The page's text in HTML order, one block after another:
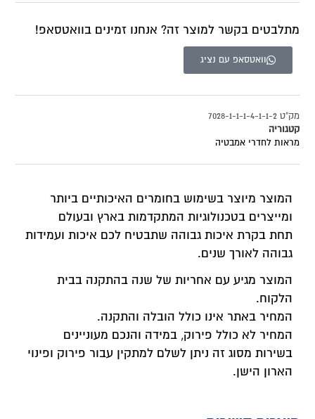
מתלבטים בקשר למוצר זה? אנחנו זמינים בוואטסאפ!
וואטסאפ עם נציג
מק"ט7028-1-1-1-4-1-1-2
קטגוריה
מראות לחדרי אמבטיה
המוצר מיוצר בשימוש בחומרים האיכותיים ביותר
ומייצרים בטכנולוגיות המתקדמות בארץ ובעולם
תחת בקרת איכות גבוהה שתבטיח לכם איכות ועמידות
גבוהה לאורך שנים.
המוצר מגיע עם אחריות של שנה בהתקנה בבית
הלקוח.
המחיר באתר אינו כולל הובלה והתקנה.
המחיר לא כולל פירוק, במידה והנכם מעוניינים
בשירות מסוג זה ניתן לשלם למתקין עבור פירוק ופינוי
הארון הישן.